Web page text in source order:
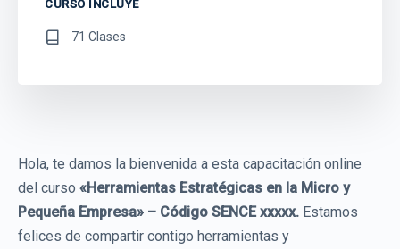
Hola, te damos la bienvenida a esta capacitación online
del curso «Herramientas Estratégicas en la Micro y
Pequeña Empresa» – Código SENCE xxxxx. Estamos
felices de compartir contigo herramientas y
CURSO INCLUYE
71 Clases